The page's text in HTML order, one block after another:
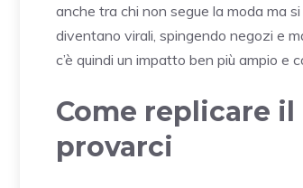
anche tra chi non segue la moda ma
diventano virali, spingendo negozi e
c’è quindi un impatto ben più ampio e
Come replicare
provarci